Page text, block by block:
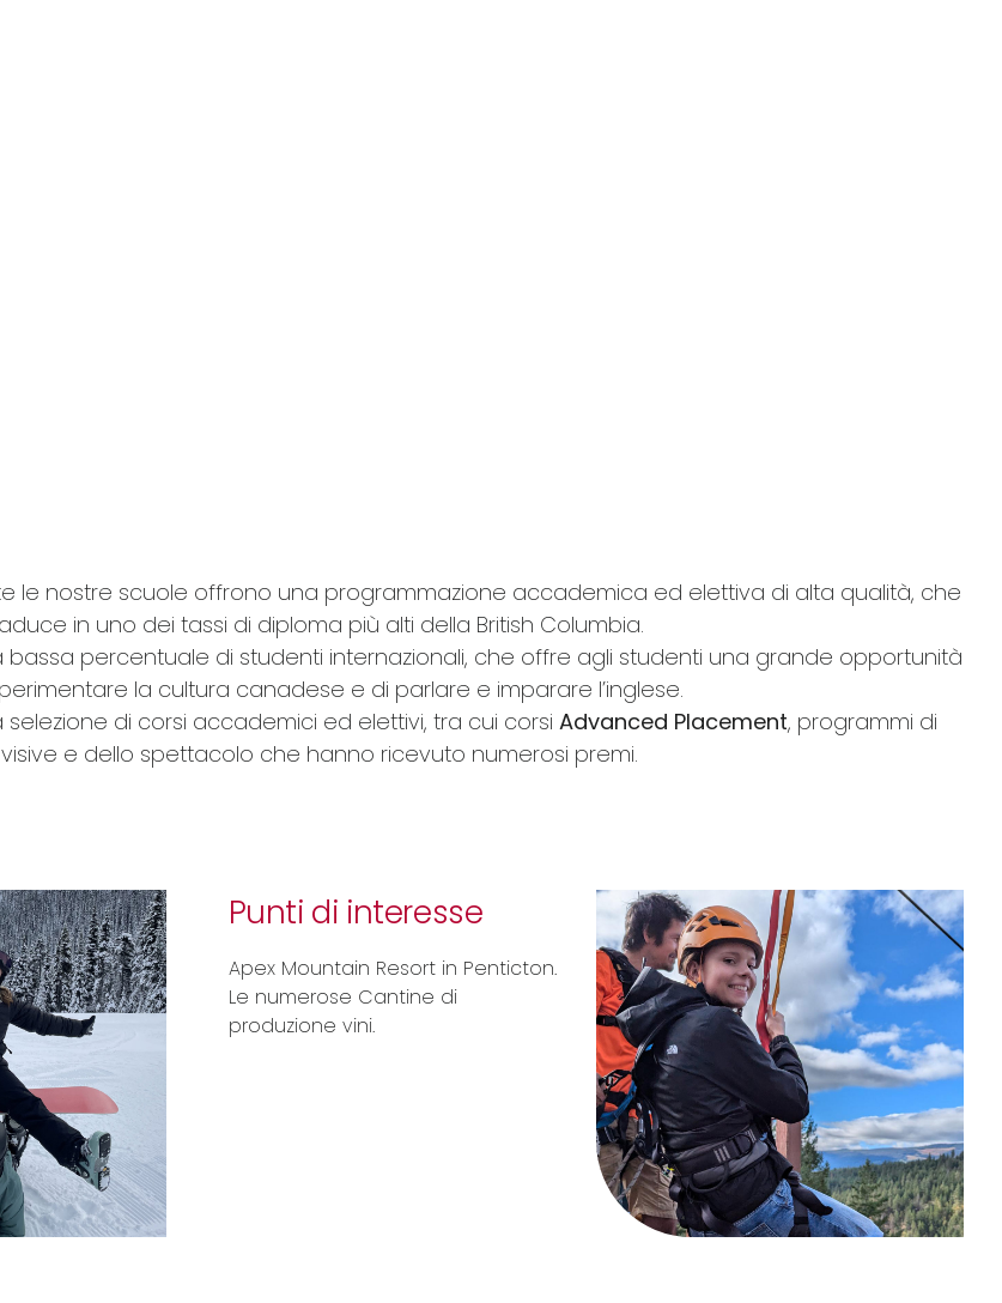
le nostre scuole offrono una programmazione accademica ed elettiva di alta qualità, che
in uno dei tassi di diploma più alti della British Columbia.
bassa percentuale di studenti internazionali, che offre agli studenti una grande opportunità
la cultura canadese e di parlare e imparare l’inglese.
selezione di corsi accademici ed elettivi, tra cui corsi Advanced Placement, programmi di
e dello spettacolo che hanno ricevuto numerosi premi.
Punti di interesse
Apex Mountain Resort in Penticton.
Le numerose Cantine di
produzione vini.